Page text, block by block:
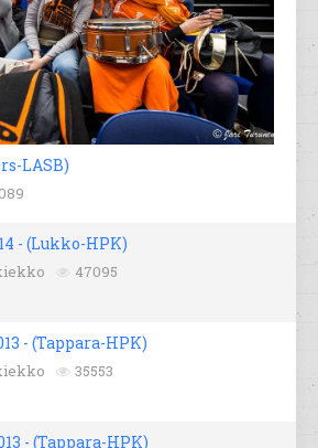
LASB)
- (Lukko-HPK)
47095
- (Tappara-HPK)
35553
- (Tappara-HPK)